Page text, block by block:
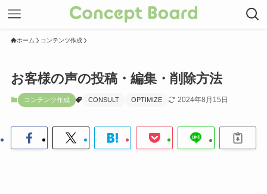
ホーム コンテンツ作成
お客様の声の投稿・編集・削除方法
コンテンツ作成 CONSULT OPTIMIZE 2024年8月15日